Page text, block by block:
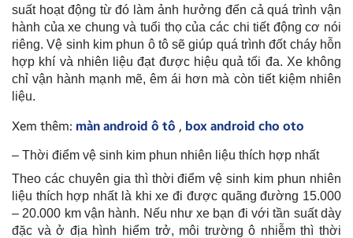
suất hoạt động từ đó làm ảnh hưởng đến cả quá trình vận
hành của xe chung và tuổi thọ của các chi tiết động cơ nói
riêng. Vệ sinh kim phun ô tô sẽ giúp quá trình đốt cháy hỗn
hợp khí và nhiên liệu đạt được hiệu quả tối đa. Xe không
chỉ vận hành mạnh mẽ, êm ái hơn mà còn tiết kiệm nhiên
liệu.
Xem thêm: màn android ô tô , box android cho oto
– Thời điểm vệ sinh kim phun nhiên liệu thích hợp nhất
Theo các chuyên gia thì thời điểm vệ sinh kim phun nhiên
liệu thích hợp nhất là khi xe đi được quãng đường 15.000
– 20.000 km vận hành. Nếu như xe bạn đi với tần suất dày
đặc và ở địa hình hiểm trở, môi trường ô nhiễm thì thời